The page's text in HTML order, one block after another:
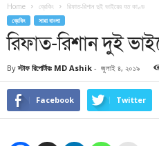
Home ব্রেকিং রিফাত-রিশান দুই ভাইয়ের যত কাণ্ড
ব্রেকিং সারা বাংলা
রিফাত-রিশান দুই
By স্টাফ রিপোর্টারঃ MD Ashik - জুলাই ৪, ২০১৯
Facebook Twitter